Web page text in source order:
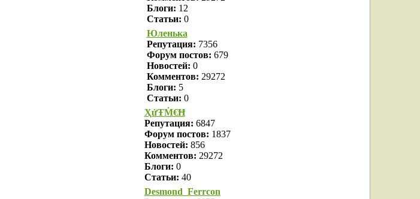
Блоги: 12
Статьи: 0
Юленька
Репутация: 7356
Форум постов: 679
Новостей: 0
Комментов: 29272
Блоги: 5
Статьи: 0
ҲửŦṀ€Ħ
Репутация: 6847
Форум постов: 1837
Новостей: 856
Комментов: 29272
Блоги: 0
Статьи: 40
Desmond_Ferrcon